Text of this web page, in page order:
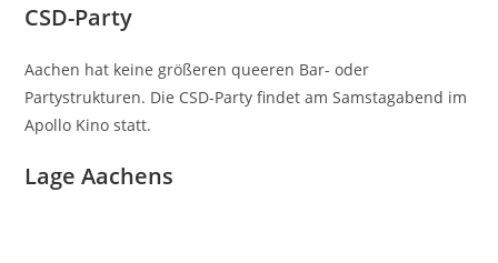
CSD-Party
Aachen hat keine größeren queeren Bar- oder
Partystrukturen. Die CSD-Party findet am Samstagabend im
Apollo Kino statt.
Lage Aachens